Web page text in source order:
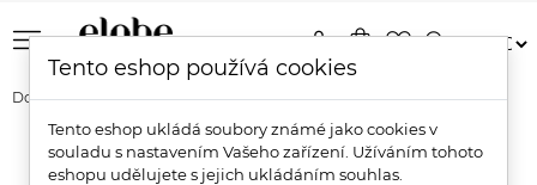
menu shopping_bagfavorite_bordersearch
person
Domů Pleť Čištění a odličování Čisticí mléka a krémy
Přírodní čisticí mléka a krémy
Tento eshop používá cookies
Tento eshop ukládá soubory známé jako cookies v
souladu s nastavením Vašeho zařízení. Užíváním tohoto
eshopu udělujete s jejich ukládáním souhlas.